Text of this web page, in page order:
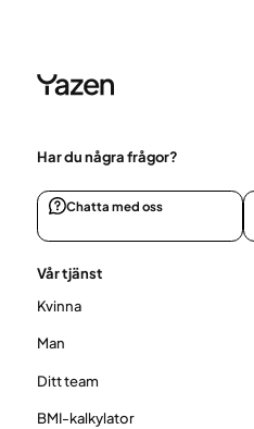
Har du några frågor?
Chatta med oss
Vår tjänst
Kvinna
Man
Ditt team
BMI-kalkylator